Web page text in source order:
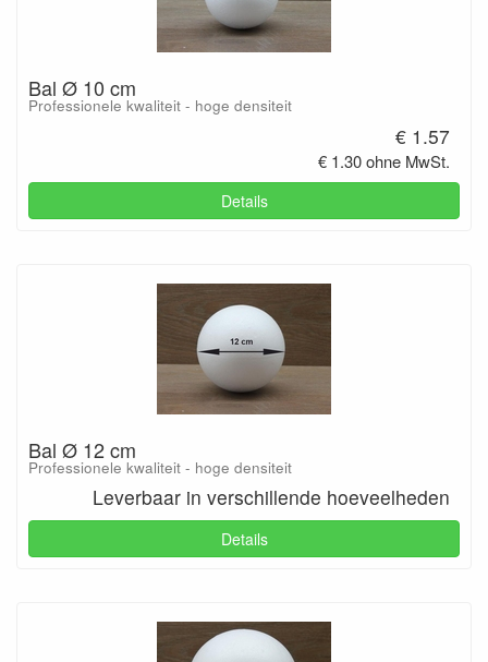
Bal Ø 10 cm
Professionele kwaliteit - hoge densiteit
€ 1.57
€ 1.30 ohne MwSt.
Details
Bal Ø 12 cm
Professionele kwaliteit - hoge densiteit
Leverbaar in verschillende hoeveelheden
Details